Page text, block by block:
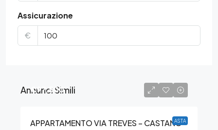
Assicurazione
€
Annunci Simili
ASTA
€97.500
APPARTAMENTO VIA TREVES – CASTANO